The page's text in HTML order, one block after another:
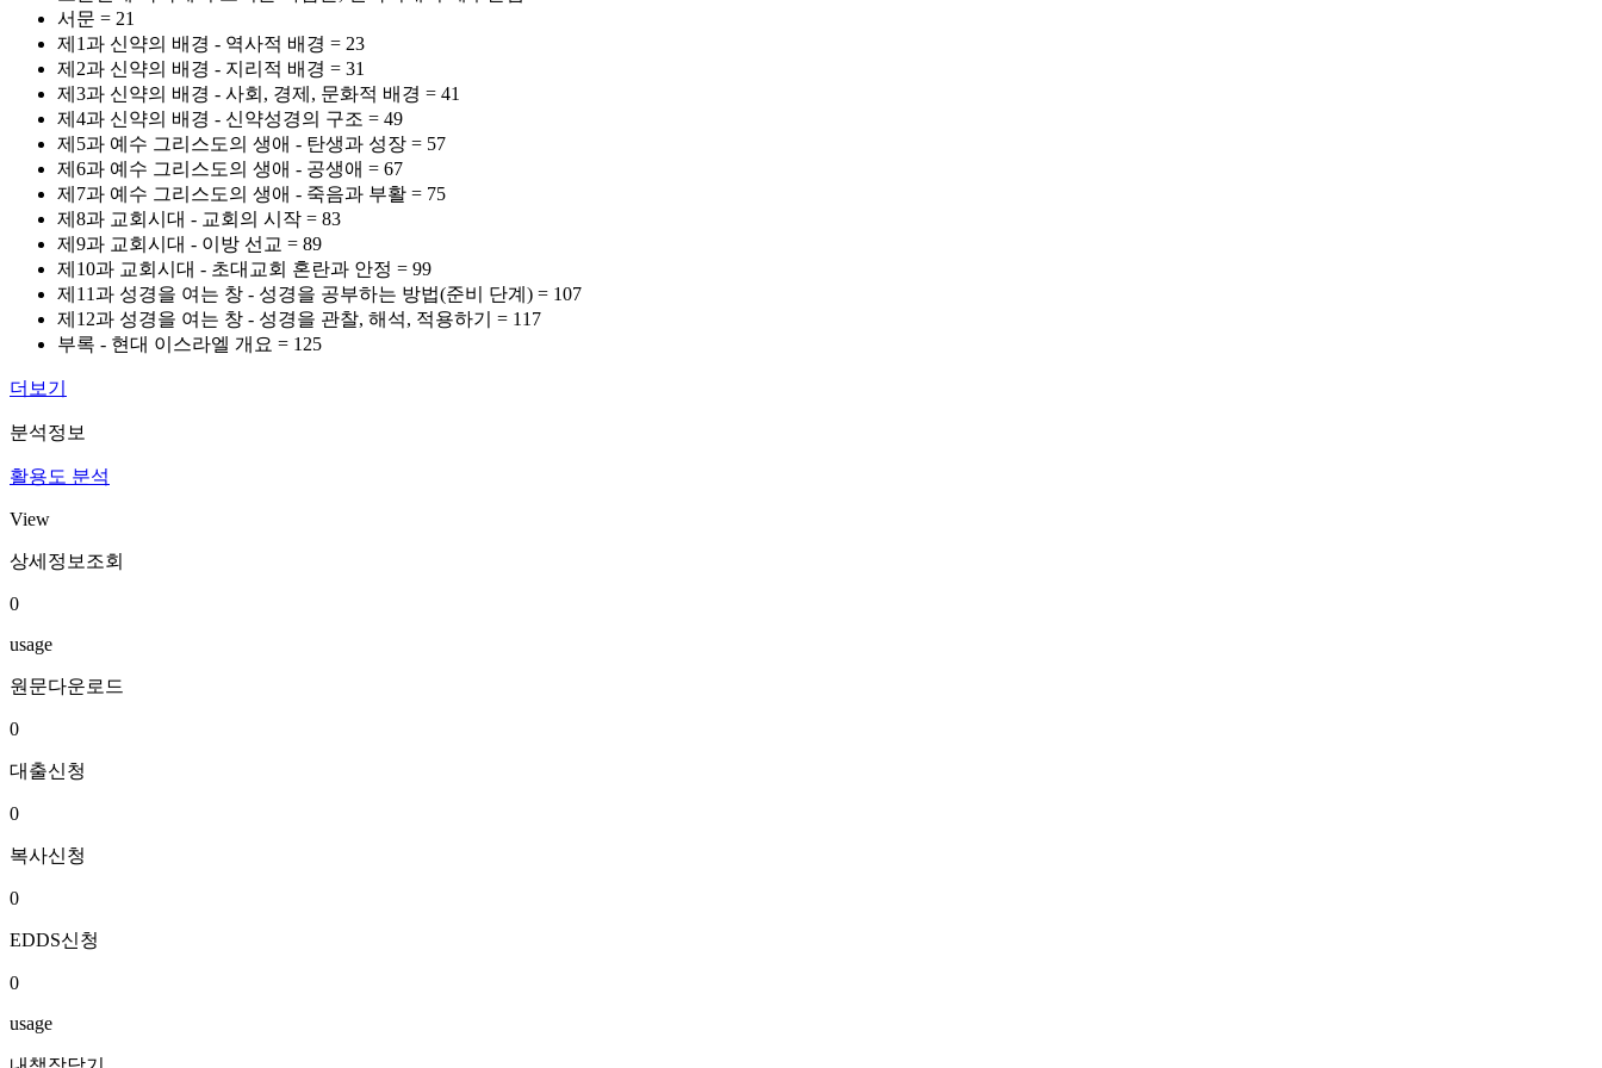
서문 = 21
제1과 신약의 배경 - 역사적 배경 = 23
제2과 신약의 배경 - 지리적 배경 = 31
제3과 신약의 배경 - 사회, 경제, 문화적 배경 = 41
제4과 신약의 배경 - 신약성경의 구조 = 49
제5과 예수 그리스도의 생애 - 탄생과 성장 = 57
제6과 예수 그리스도의 생애 - 공생애 = 67
제7과 예수 그리스도의 생애 - 죽음과 부활 = 75
제8과 교회시대 - 교회의 시작 = 83
제9과 교회시대 - 이방 선교 = 89
제10과 교회시대 - 초대교회 혼란과 안정 = 99
제11과 성경을 여는 창 - 성경을 공부하는 방법(준비 단계) = 107
제12과 성경을 여는 창 - 성경을 관찰, 해석, 적용하기 = 117
부록 - 현대 이스라엘 개요 = 125
더보기
분석정보
활용도 분석
View
상세정보조회
0
usage
원문다운로드
0
대출신청
0
복사신청
0
EDDS신청
0
usage